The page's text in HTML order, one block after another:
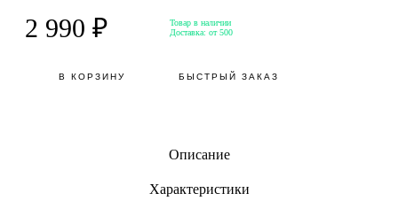
2 990 ₽
Товар в наличии
Доставка: от 500
В КОРЗИНУ БЫСТРЫЙ ЗАКАЗ
Описание
Характеристики